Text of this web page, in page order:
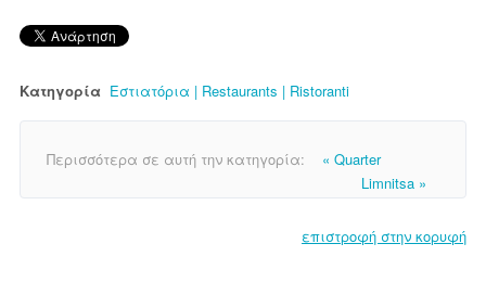
Κατηγορία Εστιατόρια | Restaurants | Ristoranti
Περισσότερα σε αυτή την κατηγορία:
« Quarter
Limnitsa »
επιστροφή στην κορυφή